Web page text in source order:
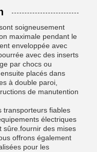
soigneusement
maximale pendant le
enveloppée avec
avec des inserts
par chocs ou
placés dans
à double paroi,
de manutention
transporteurs fiables
électriques
sûre.fournir des mises
offrons également
pour les